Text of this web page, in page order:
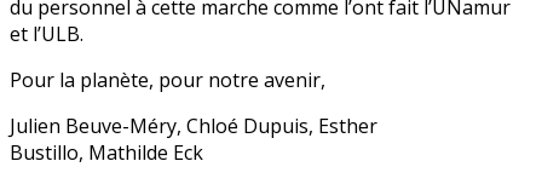
du personnel à cette marche comme l’ont fait l’UNamur
et l’ULB.
Pour la planète, pour notre avenir,
Julien Beuve-Méry, Chloé Dupuis, Esther
Bustillo, Mathilde Eck